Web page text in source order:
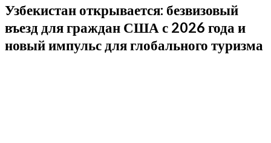
Узбекистан открывается: безвизовый
въезд для граждан США с 2026 года и
новый импульс для глобального туризма